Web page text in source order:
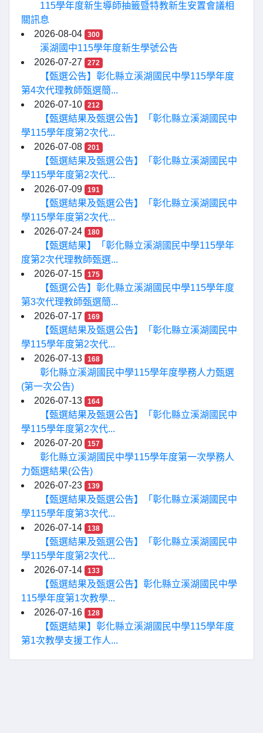
115學年度新生導師抽籤暨特教新生安置會議相
關訊息
2026-08-04
300
溪湖國中115學年度新生學號公告
2026-07-27
272
【甄選公告】彰化縣立溪湖國民中學115學年度
第4次代理教師甄選簡...
2026-07-10
212
【甄選結果及甄選公告】「彰化縣立溪湖國民中
學115學年度第2次代...
2026-07-08
201
【甄選結果及甄選公告】「彰化縣立溪湖國民中
學115學年度第2次代...
2026-07-09
191
【甄選結果及甄選公告】「彰化縣立溪湖國民中
學115學年度第2次代...
2026-07-24
180
【甄選結果】「彰化縣立溪湖國民中學115學年
度第2次代理教師甄選...
2026-07-15
175
【甄選公告】彰化縣立溪湖國民中學115學年度
第3次代理教師甄選簡...
2026-07-17
169
【甄選結果及甄選公告】「彰化縣立溪湖國民中
學115學年度第2次代...
2026-07-13
168
彰化縣立溪湖國民中學115學年度學務人力甄選
(第一次公告)
2026-07-13
164
【甄選結果及甄選公告】「彰化縣立溪湖國民中
學115學年度第2次代...
2026-07-20
157
彰化縣立溪湖國民中學115學年度第一次學務人
力甄選結果(公告)
2026-07-23
139
【甄選結果及甄選公告】「彰化縣立溪湖國民中
學115學年度第3次代...
2026-07-14
138
【甄選結果及甄選公告】「彰化縣立溪湖國民中
學115學年度第2次代...
2026-07-14
133
【甄選結果及甄選公告】彰化縣立溪湖國民中學
115學年度第1次教學...
2026-07-16
128
【甄選結果】彰化縣立溪湖國民中學115學年度
第1次教學支援工作人...